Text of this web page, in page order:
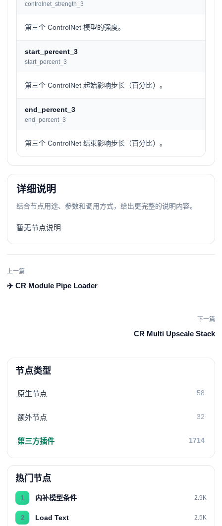
controlnet_strength_3
第三个 ControlNet 模型的强度。
start_percent_3
start_percent_3
第三个 ControlNet 起始影响步长（百分比）。
end_percent_3
end_percent_3
第三个 ControlNet 结束影响步长（百分比）。
详细说明
结合节点用途、参数和调用方式，给出更完整的说明内容。
暂无节点说明
上一篇
✈️ CR Module Pipe Loader
下一篇
CR Multi Upscale Stack
节点类型
原生节点 58
额外节点 32
第三方插件 1714
热门节点
1 内补模型条件 2.9K
2 Load Text 2.5K